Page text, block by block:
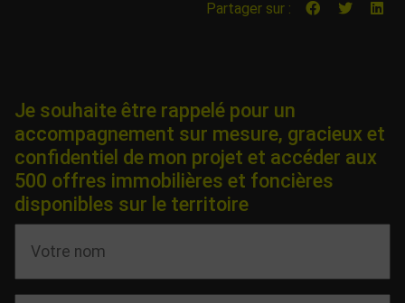
Partager sur :
Je souhaite être rappelé pour un
accompagnement sur mesure, gracieux et
confidentiel de mon projet et accéder aux
500 offres immobilières et foncières
disponibles sur le territoire